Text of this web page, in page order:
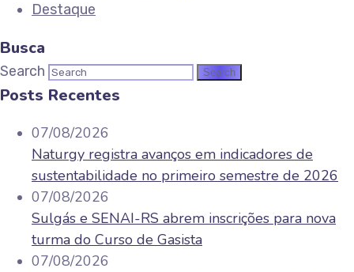
Destaque
Busca
Search
Posts Recentes
07/08/2026
Naturgy registra avanços em indicadores de
sustentabilidade no primeiro semestre de 2026
07/08/2026
Sulgás e SENAI-RS abrem inscrições para nova
turma do Curso de Gasista
07/08/2026